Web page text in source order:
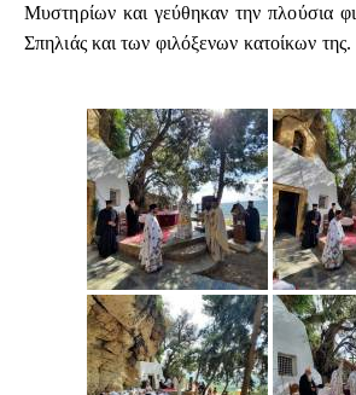
Μυστηρίων και γεύθηκαν την πλούσια
Σπηλιάς και των φιλόξενων κατοίκων της.